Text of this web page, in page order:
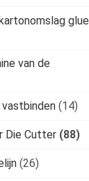
van de
vastbinden (14)
Die Cutter (88)
(26)